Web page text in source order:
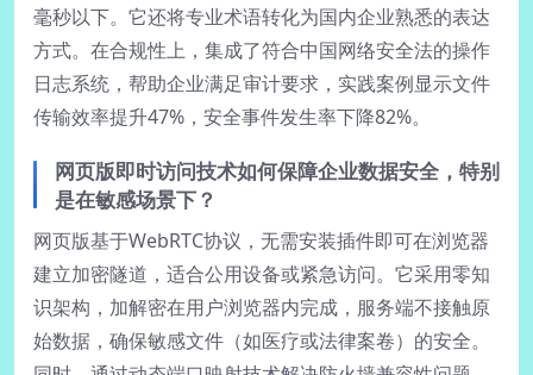
毫秒以下。它还将专业术语转化为国内企业熟悉的表达
方式。在合规性上，集成了符合中国网络安全法的操作
日志系统，帮助企业满足审计要求，实践案例显示文件
传输效率提升47%，安全事件发生率下降82%。
网页版即时访问技术如何保障企业数据安全，特别
是在敏感场景下？
网页版基于WebRTC协议，无需安装插件即可在浏览器
建立加密隧道，适合公用设备或紧急访问。它采用零知
识架构，加解密在用户浏览器内完成，服务端不接触原
始数据，确保敏感文件（如医疗或法律案卷）的安全。